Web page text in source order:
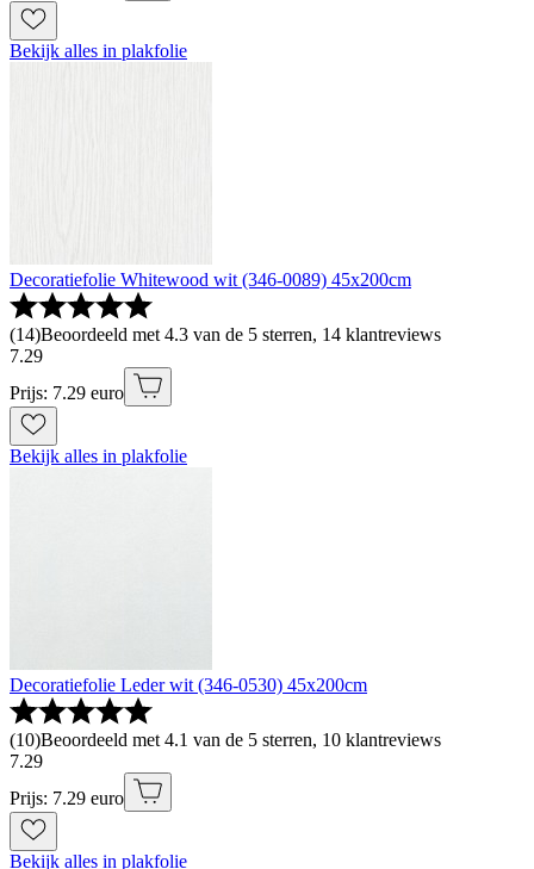
Bekijk alles in plakfolie
Decoratiefolie Whitewood wit (346-0089) 45x200cm
(14)Beoordeeld met 4.3 van de 5 sterren, 14 klantreviews
7.29
Prijs: 7.29 euro
Bekijk alles in plakfolie
Decoratiefolie Leder wit (346-0530) 45x200cm
(10)Beoordeeld met 4.1 van de 5 sterren, 10 klantreviews
7.29
Prijs: 7.29 euro
Bekijk alles in plakfolie